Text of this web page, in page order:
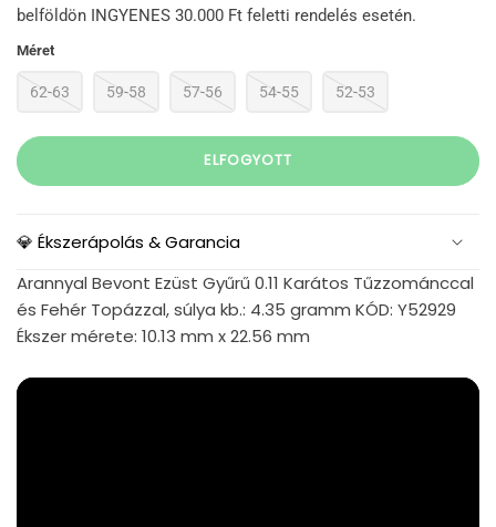
belföldön INGYENES 30.000 Ft feletti rendelés esetén.
Méret
62-63 59-58 57-56 54-55 52-53
ELFOGYOTT
💎 Ékszerápolás & Garancia
Arannyal Bevont Ezüst Gyűrű 0.11 Karátos Tűzzománccal
és Fehér Topázzal, súlya kb.: 4.35 gramm KÓD: Y52929
Ékszer mérete: 10.13 mm x 22.56 mm